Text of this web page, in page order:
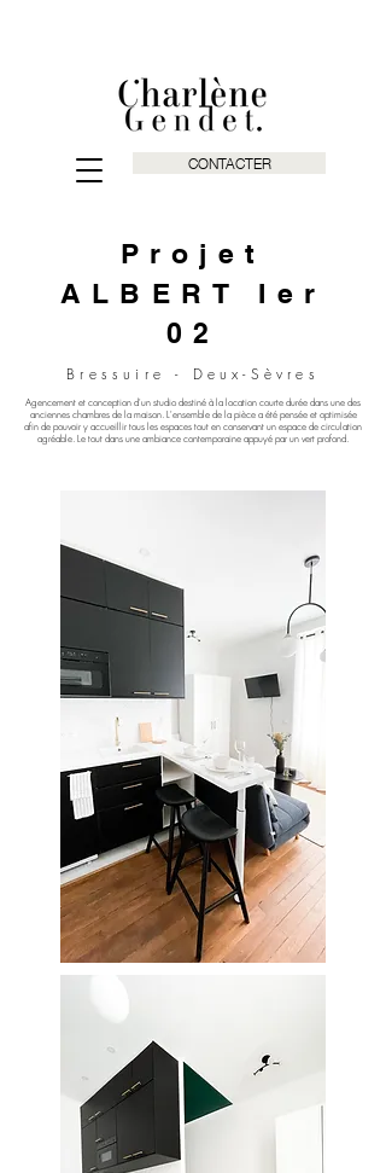
CONTACTER
Projet
ALBERT Ier
02
Bressuire - Deux-Sèvres
Agencement et conception d'un studio destiné à la location courte durée dans une des
anciennes chambres de la maison. L'ensemble de la pièce a été pensée et optimisée
afin de pouvoir y accueillir tous les espaces tout en conservant un espace de circulation
agréable. Le tout dans une ambiance contemporaine appuyé par un vert profond.